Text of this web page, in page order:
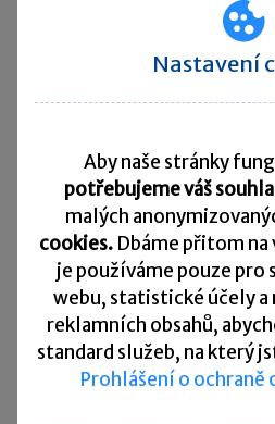
hodnoty
Užitečné informace
Nastavení
Aby naše stránky
potřebujeme váš
malých
cookies. Dbáme přitom na
je používáme pouze pro
webu, statistické účely
reklamních obsahů,
standard služeb, na který
Prohlášení o ochraně